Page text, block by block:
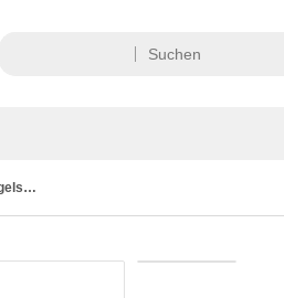
birdsticker 5er-Set Vogelschutz-Aufkleber transparent UV-Aufkleber